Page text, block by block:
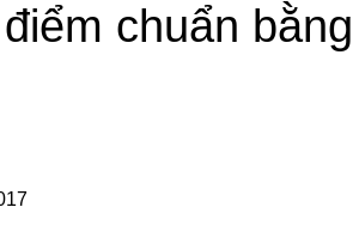
chuẩn bằng